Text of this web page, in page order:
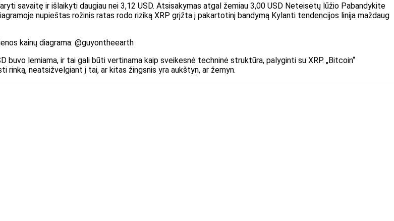
savaitę ir išlaikyti daugiau nei 3,12 USD. Atsisakymas atgal žemiau 3,00 USD Neteisėtų lūžio Pabandykite
nupieštas rožinis ratas rodo riziką XRP grįžta į pakartotinį bandymą Kylanti tendencijos linija maždaug
kainų diagrama: @guyontheearth
buvo lemiama, ir tai gali būti vertinama kaip sveikesnė techninė struktūra, palyginti su XRP. „Bitcoin“
rinką, neatsižvelgiant į tai, ar kitas žingsnis yra aukštyn, ar žemyn.